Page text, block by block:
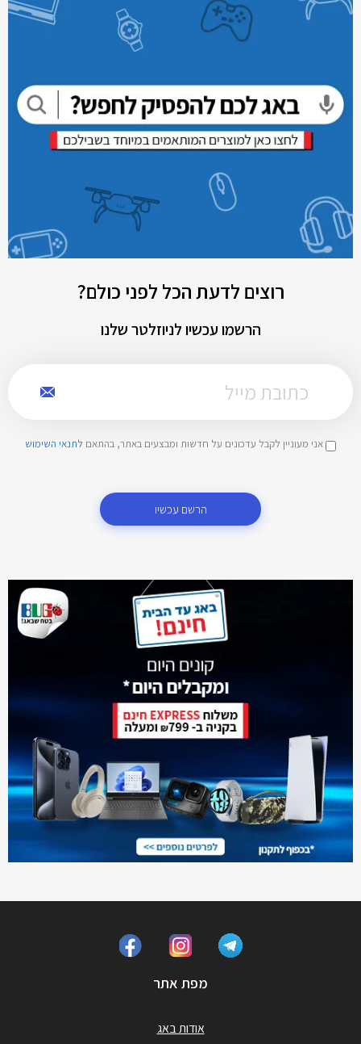
רוצים לדעת הכל לפני כולם?
הרשמו עכשיו לניוזלטר שלנו
אני מעוניין לקבל עדכונים על חדשות ומבצעים באתר, בהתאם לתנאי השימוש
הרשם עכשיו
מפת אתר
אודות באג